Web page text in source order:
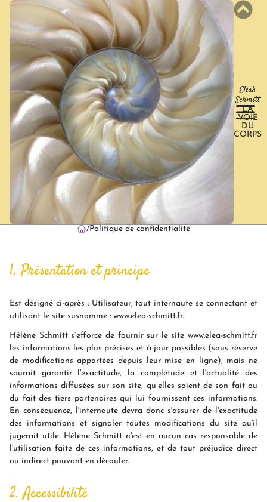
Eléah
Schmitt
LA
VOIE
DU
CORPS
Politique de confidentialité
/Politique de confidentialité
1. Présentation et principe
Est désigné ci-après : Utilisateur, tout internaute se connectant et
utilisant le site susnommé : www.elea-schmitt.fr.
Hélène Schmitt s’efforce de fournir sur le site www.elea-schmitt.fr
les informations les plus précises et à jour possibles (sous réserve
de modifications apportées depuis leur mise en ligne), mais ne
saurait garantir l'exactitude, la complétude et l'actualité des
informations diffusées sur son site, qu’elles soient de son fait ou
du fait des tiers partenaires qui lui fournissent ces informations.
En conséquence, l'internaute devra donc s'assurer de l'exactitude
des informations et signaler toutes modifications du site qu'il
jugerait utile. Hélène Schmitt n'est en aucun cas responsable de
l'utilisation faite de ces informations, et de tout préjudice direct
ou indirect pouvant en découler.
2. Accessibilité